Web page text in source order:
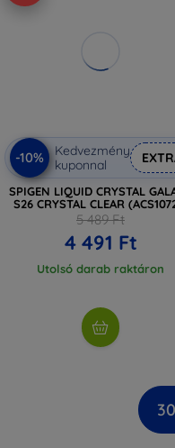
-10%
Kedvezmény
kuponnal
SPIGEN LIQUID CRYSTAL
S26 CRYSTAL CLEAR
5 489 Ft
4 491 Ft
Utolsó darab raktáron
30